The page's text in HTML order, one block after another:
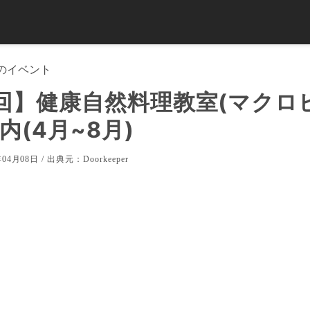
イベント
】健康自然料理教室(マクロ
(4月~8月)
月08日 / 出典元：Doorkeeper